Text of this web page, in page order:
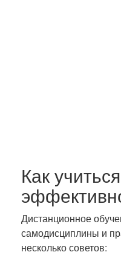
Как
Дистанционное
самодисциплины и
несколько советов: